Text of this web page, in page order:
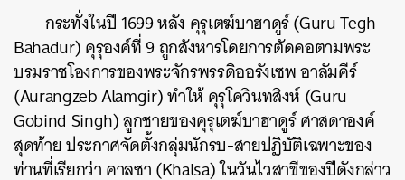
กระทั่งในปี 1699 หลัง คุรุเตฆ์บาฮาดูร์ (Guru Tegh
Bahadur) คุรุองค์ที่ 9 ถูกสังหารโดยการตัดคอตามพระ
บรมราชโองการของพระจักรพรรดิออรังเซพ อาลัมคีร์
(Aurangzeb Alamgir) ทำให้คุรุโควินทสิงห์(Guru
Gobind Singh) ลูกชายของคุรุเตฆ์บาฮาดูร์ ศาสดาองค์
สุดท้าย ประกาศจัดตั้งกลุ่มนักรบ-สายปฏิบัติเฉพาะของ
ท่านที่เรียกว่า คาลซา (Khalsa) ในวันไวสาขีของปีดังกล่าว